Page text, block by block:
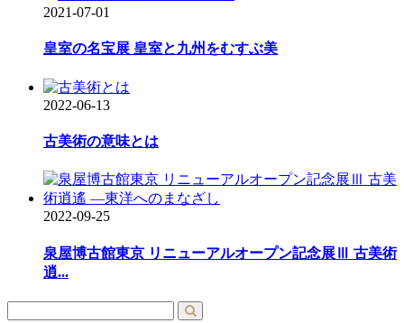
2021-07-01
皇室の名宝展 皇室と九州をむすぶ美
2022-06-13
古美術の意味とは
2022-09-25
泉屋博古館東京 リニューアルオープン記念展Ⅲ 古美術
逍...